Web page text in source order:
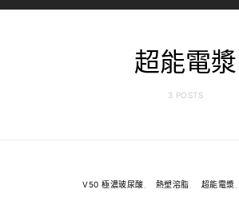
超能電漿
3 POSTS
V50 極濃玻尿酸 熱塑溶脂 超能電漿